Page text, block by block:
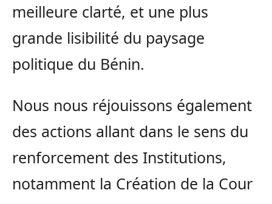
meilleure clarté, et une plus
grande lisibilité du paysage
politique du Bénin.
Nous nous réjouissons également
des actions allant dans le sens du
renforcement des Institutions,
notamment la Création de la Cour